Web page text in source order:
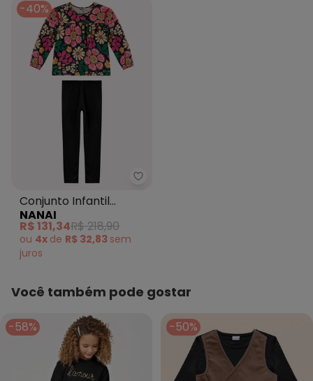
-40%
Nanai - Conjunto Infantil
Conjunto Infantil
Menina Flores Preto
NANAI
R$ 131,34R$ 218,90
ou 4x de R$ 32,83 sem
juros
Você também pode gostar
-58% -50%